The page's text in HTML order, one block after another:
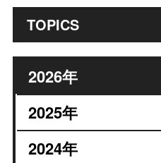
TOPICS
2026年
2025年
2024年